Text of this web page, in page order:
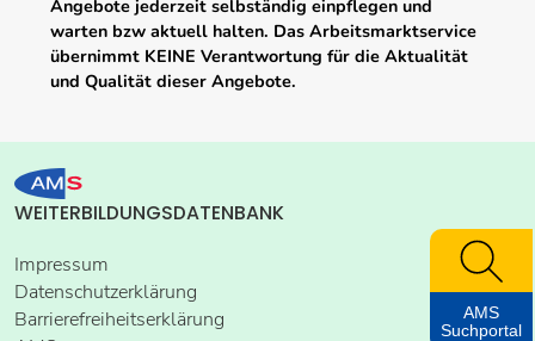
Angebote jederzeit selbständig einpflegen und
warten bzw aktuell halten. Das Arbeitsmarktservice
übernimmt KEINE Verantwortung für die Aktualität
und Qualität dieser Angebote.
WEITERBILDUNGSDATENBANK
Impressum
Datenschutzerklärung
Barrierefreiheitserklärung
AMS
Suchportal